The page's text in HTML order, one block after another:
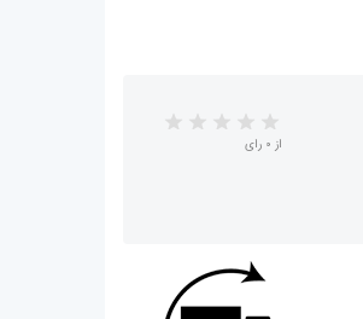
از 0 رای